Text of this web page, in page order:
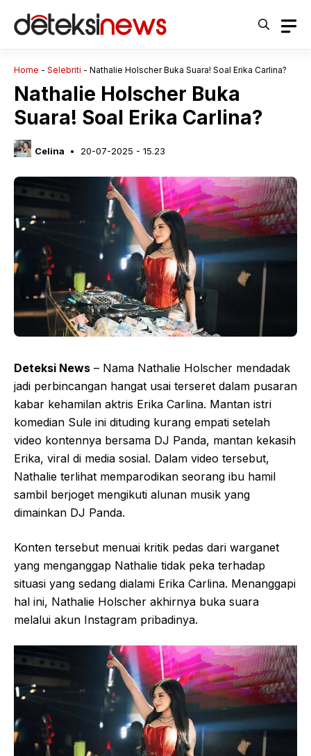
Home - Selebriti - Nathalie Holscher Buka Suara! Soal Erika Carlina?
Nathalie Holscher Buka
Suara! Soal Erika Carlina?
Celina 20-07-2025 - 15.23
Deteksi News – Nama Nathalie Holscher mendadak
jadi perbincangan hangat usai terseret dalam pusaran
kabar kehamilan aktris Erika Carlina. Mantan istri
komedian Sule ini dituding kurang empati setelah
video kontennya bersama DJ Panda, mantan kekasih
Erika, viral di media sosial. Dalam video tersebut,
Nathalie terlihat memparodikan seorang ibu hamil
sambil berjoget mengikuti alunan musik yang
dimainkan DJ Panda.
Konten tersebut menuai kritik pedas dari warganet
yang menganggap Nathalie tidak peka terhadap
situasi yang sedang dialami Erika Carlina. Menanggapi
hal ini, Nathalie Holscher akhirnya buka suara
melalui akun Instagram pribadinya.